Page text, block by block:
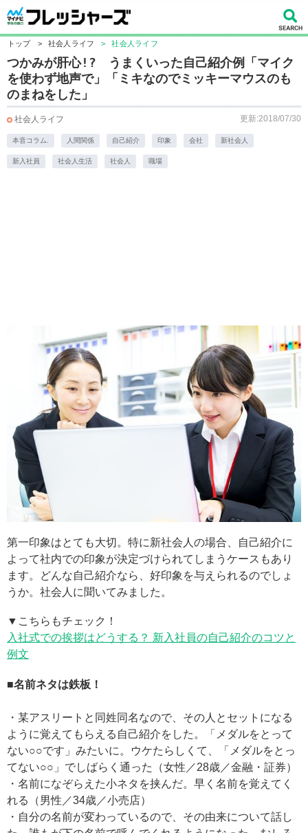
トップ > 社会人ライフ > 社会人ライフ
つかみが肝心!? うまくいった自己紹介例「マイク
を使わず地声で」「ミキなのでミッキーマウスのも
のまねをした」
社会人ライフ 更新:2018/07/30
本音コラム. 人間関係 自己紹介 印象 会社 新社会人
新入社員 社会人生活 社会人 職場
第一印象はとても大切。特に新社会人の場合、自己紹介に
よって社内での印象が決定づけられてしまうケースもあり
ます。どんな自己紹介なら、好印象を与えられるのでしょ
うか。社会人に聞いてみました。
▼こちらもチェック！
入社式での挨拶はどうする？ 新入社員の自己紹介のコツと
例文
■名前ネタは鉄板！
・某アスリートと同姓同名なので、その人とセットになる
ように覚えてもらえる自己紹介をした。「メダルをとって
ない○○です」みたいに。ウケたらしくて、「メダルをとっ
てない○○」でしばらく通った（女性／28歳／金融・証券）
・名前になぞらえた小ネタを挟んだ。早く名前を覚えてく
れる（男性／34歳／小売店）
・自分の名前が変わっているので、その由来について話し